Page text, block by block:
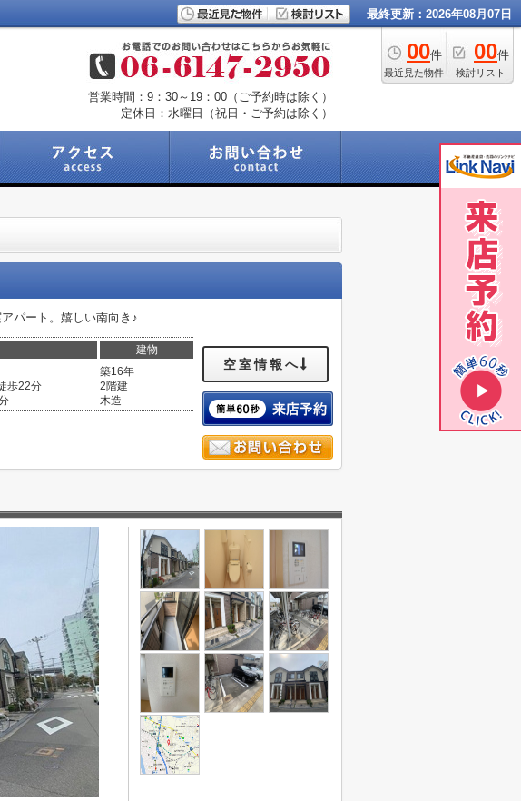
最終更新：2026年08月07日
00件
最近見た物件
00件
検討リスト
営業時間：9：30～19：00（ご予約時は除く）
定休日：水曜日（祝日・ご予約は除く）
パート。嬉しい南向き♪
建物
歩22分
築16年
2階建
木造
空室情報へ